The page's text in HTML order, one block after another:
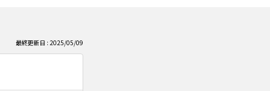
最終更新日 : 2025/05/09